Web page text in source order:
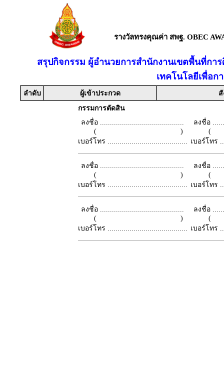
รางวัลทรงคุณค่า สพฐ. OBEC
สรุปกิจกรรม ผู้อำนวยการสำนักงานเขตพื้นที่ก
เทคโนโลยีเพื่อก
ลำดับ ผู้เข้าประกวด
กรรมการตัดสิน
ลงชื่อ ..........................................
( )
เบอร์โทร ........................................
ลงชื่อ
เบอร์โทร
ลงชื่อ ..........................................
( )
เบอร์โทร ........................................
ลงชื่อ
เบอร์โทร
ลงชื่อ ..........................................
( )
เบอร์โทร ........................................
ลงชื่อ
เบอร์โทร